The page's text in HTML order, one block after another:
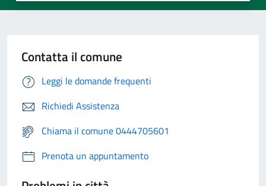
Contatta il comune
Leggi le domande frequenti
Richiedi Assistenza
Chiama il comune 0444705601
Prenota un appuntamento